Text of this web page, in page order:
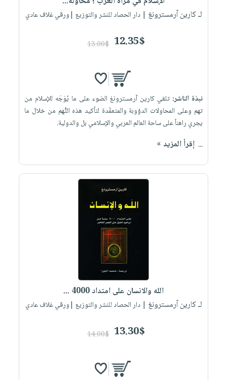
لـ كارين آرمسترونغ | دار الحصاد للنشر والتوزيع |ورقي غلاف عادي
12.35$
13.00$
نبذة الناشر:تلقي كارين آرمسترونغ الضوء على ما يُوَجَه للإسلام من
تهم وعلى المحاولات الدؤوبة والمتعمَّدة لتأكيد هذه التُّهم من خلال ما
يجري راهناً على ساحة العالم العربي والإسلامي بل والدولية.
... إقرأ المزيد »
الله والانسان على امتداد 4000 ...
لـ كارين آرمسترونغ | دار الحصاد للنشر والتوزيع |ورقي غلاف عادي
13.30$
14.00$